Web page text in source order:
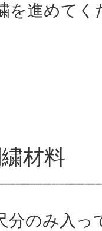
を進めてく
材料
分のみ入っ